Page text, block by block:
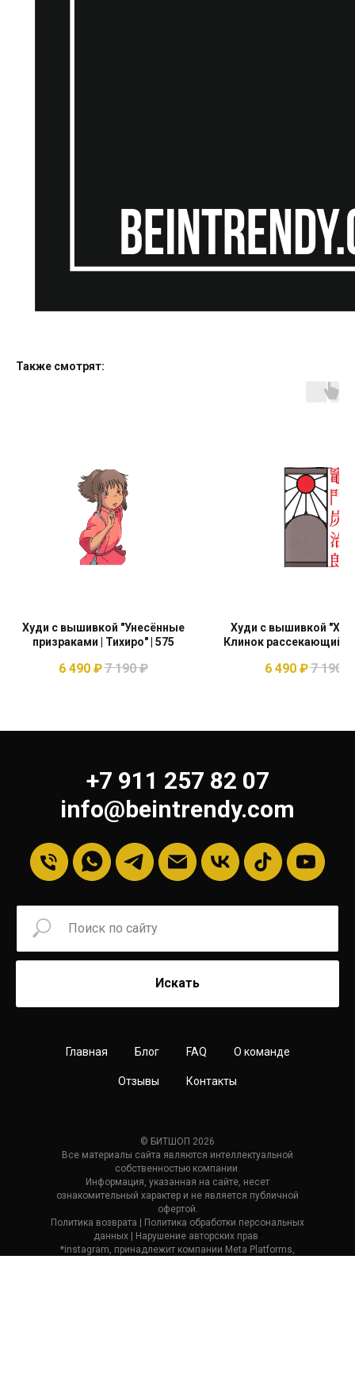
Также смотрят:
Худи с вышивкой "Унесённые
призраками | Тихиро" | 575
6 490 ₽7 190 ₽
Худи с вышивкой
Клинок рассекающий
6 490 ₽7 190
+7 911 257 82 07
info@beintrendy.com
Искать
Главная Блог FAQ О команде
Отзывы Контакты
© БИТШОП 2026
Все материалы сайта являются интеллектуальной
собственностью компании.
Информация, указанная на сайте, несет
ознакомительный характер и не является публичной
офертой.
Политика возврата | Политика обработки персональных
данных | Нарушение авторских прав
*instagram, принадлежит компании Meta Platforms,